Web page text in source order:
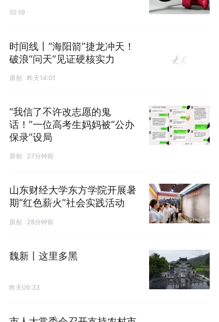
10:19
时间线丨“海阳箭”捷龙冲天！
破浪“问天”见证硬核实力
原创 昨天14:01
“我信了不许改志愿的鬼
话！”一位高考生妈妈被“公办
保录”设局
原创 27分钟前
山东财经大学东方学院开展暑
期“红色薪火”社会实践活动
原创 28分钟前
魏新丨这里多黑
昨天09:33